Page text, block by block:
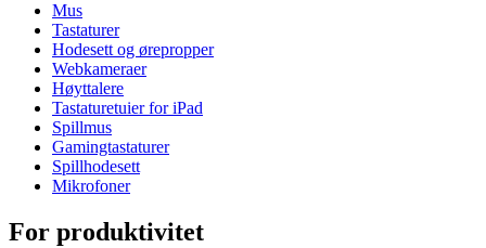
Mus
Tastaturer
Hodesett og ørepropper
Webkameraer
Høyttalere
Tastaturetuier for iPad
Spillmus
Gamingtastaturer
Spillhodesett
Mikrofoner
For produktivitet